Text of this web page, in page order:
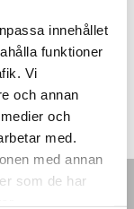
innehållet
funktioner
Vi
och annan
och
med.
med annan
som de har
modell)
LÄS MER